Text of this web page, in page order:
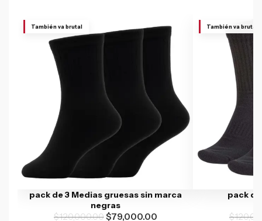
También va brutal
pack de 3 Medias gruesas sin marca
negras
$120,000.00$79,000.00
También va brutal
pack
$